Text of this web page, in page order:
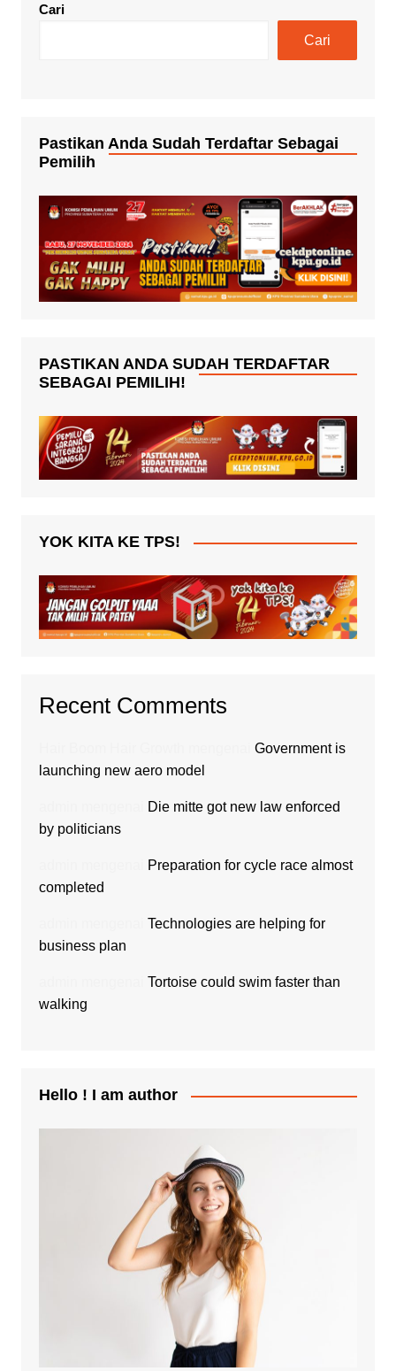
Cari
Cari
Pastikan Anda Sudah Terdaftar Sebagai
Pemilih
PASTIKAN ANDA SUDAH TERDAFTAR
SEBAGAI PEMILIH!
YOK KITA KE TPS!
Recent Comments
Government is
launching new aero model
Die mitte got new law enforced
by politicians
Preparation for cycle race almost
completed
Technologies are helping for
business plan
Tortoise could swim faster than
walking
Hello ! I am author